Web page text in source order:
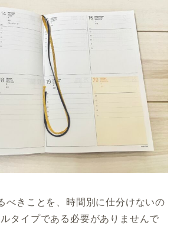
べきことを、時間別に仕分けないの
タイプである必要がありませんで